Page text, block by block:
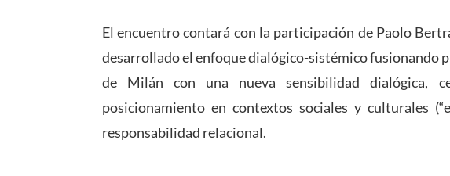
El encuentro contará con la participación de Paolo
desarrollado el enfoque dialógico-sistémico fusionando
de Milán con una nueva sensibilidad dialógica,
posicionamiento en contextos sociales y culturales
responsabilidad relacional.